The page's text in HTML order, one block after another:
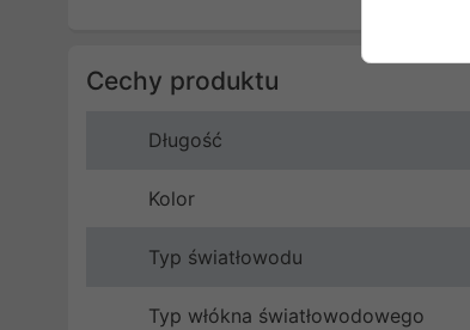
Cechy produktu
Długość
Kolor
Typ światłowodu
Typ włókna światłowodowego